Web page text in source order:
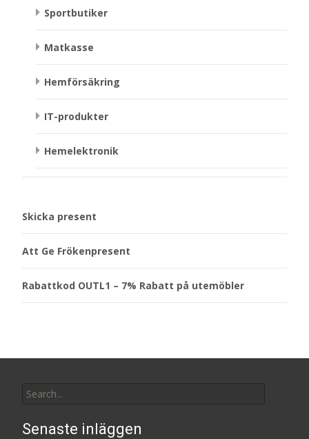
Sportbutiker
Matkasse
Hemförsäkring
IT-produkter
Hemelektronik
Skicka present
Att Ge Frökenpresent
Rabattkod OUTL1 – 7% Rabatt på utemöbler
for:
Senaste inläggen